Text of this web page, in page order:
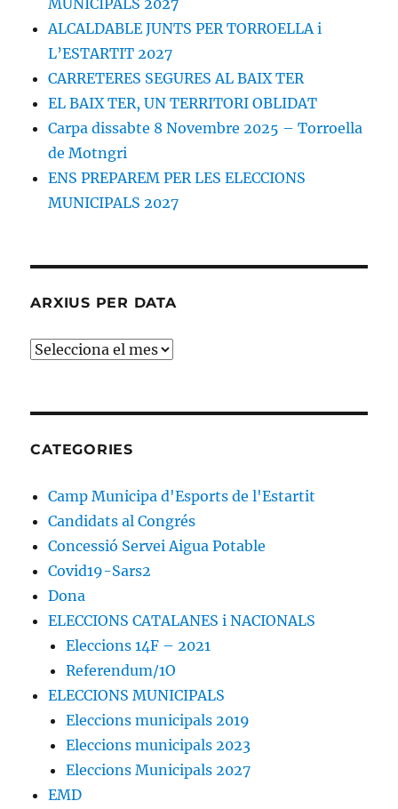
ALCALDABLE JUNTS PER TORROELLA i
L’ESTARTIT 2027
CARRETERES SEGURES AL BAIX TER
EL BAIX TER, UN TERRITORI OBLIDAT
Carpa dissabte 8 Novembre 2025 – Torroella
de Motngri
ENS PREPAREM PER LES ELECCIONS
MUNICIPALS 2027
ARXIUS PER DATA
ARXIUS
CATEGORIES
Camp Municipa d'Esports de l'Estartit
Candidats al Congrés
Concessió Servei Aigua Potable
Covid19-Sars2
Dona
ELECCIONS CATALANES i NACIONALS
Eleccions 14F – 2021
Referendum/1O
ELECCIONS MUNICIPALS
Eleccions municipals 2019
Eleccions municipals 2023
Eleccions Municipals 2027
EMD